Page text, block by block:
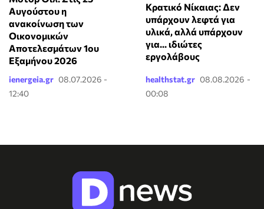
Αυγούστου η
ανακοίνωση των
Οικονομικών
Αποτελεσμάτων 1ου
Εξαμήνου 2026
ienergeia.gr 08.07.2026 -
12:40
Κρατικό Νίκαιας: Δεν
υπάρχουν λεφτά για
υλικά, αλλά υπάρχουν
για... ιδιώτες
εργολάβους
healthstat.gr 08.08.2026 -
00:08